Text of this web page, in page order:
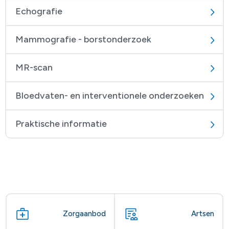
Echografie
Mammografie - borstonderzoek
MR-scan
Bloedvaten- en interventionele onderzoeken
Praktische informatie
Zorgaanbod Artsen